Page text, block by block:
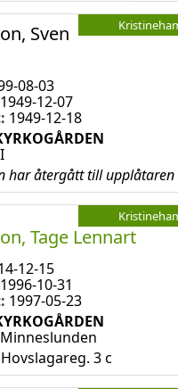
Sven
08-03
1949-12-07
1949-12-18
I
har återgått till upplåtaren
Tage Lennart
12-15
1996-10-31
1997-05-23
Minneslunden
Hovslagareg. 3 c